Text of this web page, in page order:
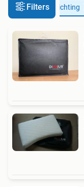
Filters
Huis en Inrichting